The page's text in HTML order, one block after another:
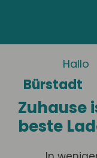
Hallo
Bürstadt
Zuhause
beste